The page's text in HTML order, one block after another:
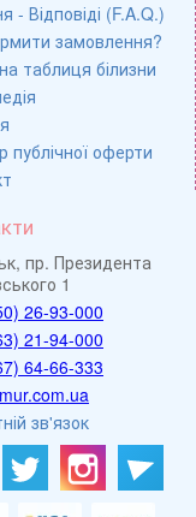
- Відповіді (F.A.Q.)
замовлення?
таблиця білизни
публічної оферти
пр. Президента
1
26-93-000
21-94-000
64-66-333
зв'язок